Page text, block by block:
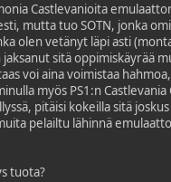
Castlevanioita
mutta tuo SOTN, jonka
olen vetänyt läpi asti
sitä oppimiskäyrää
voi aina voimistaa
myös PS1:n Castlevania
pitäisi kokeilla sitä
pelailtu lähinnä
tuota?